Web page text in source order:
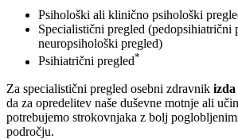
Psihološki ali klinično psihološki
Specialistični pregled (pedopsihiatrični
neuropsihološki pregled)
Psihiatrični pregled*
Za specialistični pregled osebni zdravnik
da za opredelitev naše duševne motnje ali
potrebujemo strokovnjaka z bolj
področju.